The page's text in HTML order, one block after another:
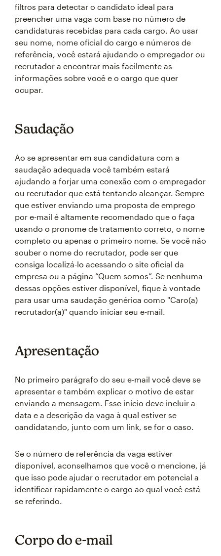
filtros para detectar o candidato ideal para
preencher uma vaga com base no número de
candidaturas recebidas para cada cargo. Ao usar
seu nome, nome oficial do cargo e números de
referência, você estará ajudando o empregador ou
recrutador a encontrar mais facilmente as
informações sobre você e o cargo que quer
ocupar.
Saudação
Ao se apresentar em sua candidatura com a
saudação adequada você também estará
ajudando a forjar uma conexão com o empregador
ou recrutador que está tentando alcançar. Sempre
que estiver enviando uma proposta de emprego
por e-mail é altamente recomendado que o faça
usando o pronome de tratamento correto, o nome
completo ou apenas o primeiro nome. Se você não
souber o nome do recrutador, pode ser que
consiga localizá-lo acessando o site oficial da
empresa ou a página “Quem somos”. Se nenhuma
dessas opções estiver disponível, fique à vontade
para usar uma saudação genérica como "Caro(a)
recrutador(a)" quando iniciar seu e-mail.
Apresentação
No primeiro parágrafo do seu e-mail você deve se
apresentar e também explicar o motivo de estar
enviando a mensagem. Esse início deve incluir a
data e a descrição da vaga à qual estiver se
candidatando, junto com um link, se for o caso.
Se o número de referência da vaga estiver
disponível, aconselhamos que você o mencione, já
que isso pode ajudar o recrutador em potencial a
identificar rapidamente o cargo ao qual você está
se referindo.
Corpo do e-mail